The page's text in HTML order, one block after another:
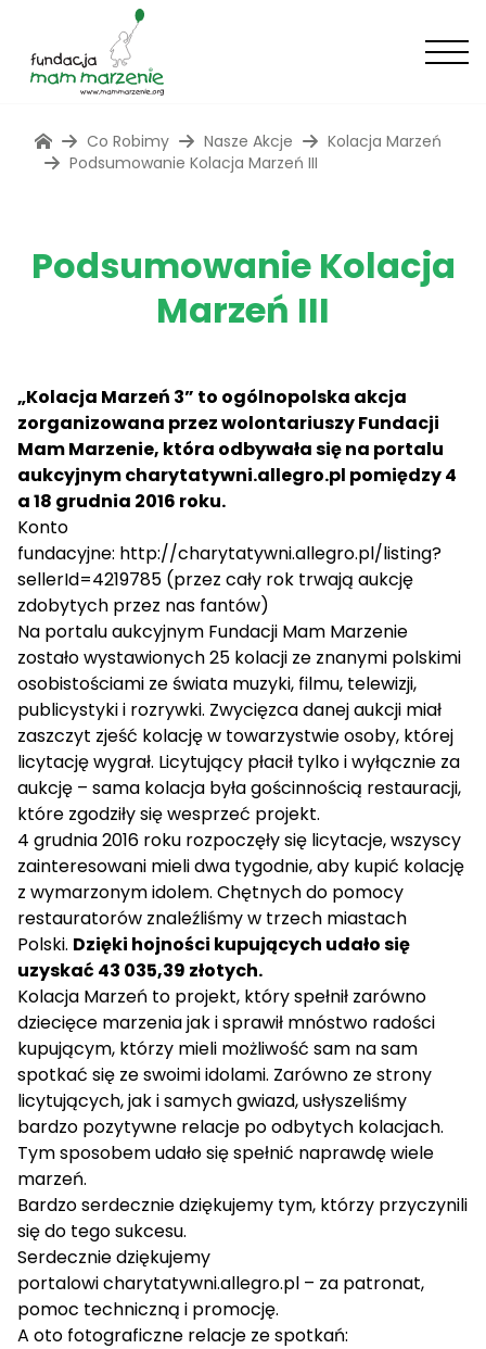
Co Robimy Nasze Akcje
Kolacja Marzeń
Podsumowanie Kolacja Marzeń III
Podsumowanie Kolacja
Marzeń III
„Kolacja Marzeń 3” to ogólnopolska akcja
zorganizowana przez wolontariuszy Fundacji
Mam Marzenie, która odbywała się na portalu
aukcyjnym charytatywni.allegro.pl pomiędzy 4
a 18 grudnia 2016 roku.
Konto
fundacyjne: http://charytatywni.allegro.pl/listing?
sellerId=4219785 (przez cały rok trwają aukcję
zdobytych przez nas fantów)
Na portalu aukcyjnym Fundacji Mam Marzenie
zostało wystawionych 25 kolacji ze znanymi polskimi
osobistościami ze świata muzyki, filmu, telewizji,
publicystyki i rozrywki. Zwycięzca danej aukcji miał
zaszczyt zjeść kolację w towarzystwie osoby, której
licytację wygrał. Licytujący płacił tylko i wyłącznie za
aukcję – sama kolacja była gościnnością restauracji,
które zgodziły się wesprzeć projekt.
4 grudnia 2016 roku rozpoczęły się licytacje, wszyscy
zainteresowani mieli dwa tygodnie, aby kupić kolację
z wymarzonym idolem. Chętnych do pomocy
restauratorów znaleźliśmy w trzech miastach
Polski. Dzięki hojności kupujących udało się
uzyskać 43 035,39 złotych.
Kolacja Marzeń to projekt, który spełnił zarówno
dziecięce marzenia jak i sprawił mnóstwo radości
kupującym, którzy mieli możliwość sam na sam
spotkać się ze swoimi idolami. Zarówno ze strony
licytujących, jak i samych gwiazd, usłyszeliśmy
bardzo pozytywne relacje po odbytych kolacjach.
Tym sposobem udało się spełnić naprawdę wiele
marzeń.
Bardzo serdecznie dziękujemy tym, którzy przyczynili
się do tego sukcesu.
Serdecznie dziękujemy
portalowicharytatywni.allegro.pl – za patronat,
pomoc techniczną i promocję.
A oto fotograficzne relacje ze spotkań: